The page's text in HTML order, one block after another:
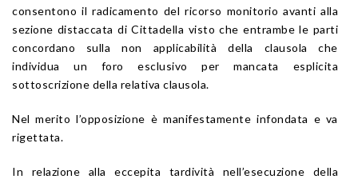
consentono il radicamento del ricorso monitorio avanti alla
sezione distaccata di Cittadella visto che entrambe le parti
concordano sulla non applicabilità della clausola che
individua un foro esclusivo per mancata esplicita
sottoscrizione della relativa clausola.
Nel merito l’opposizione è manifestamente infondata e va
rigettata.
In relazione alla eccepita tardività nell’esecuzione della